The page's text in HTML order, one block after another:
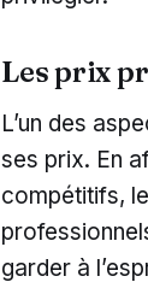
Les prix
L’un des
ses prix. En
compétitifs,
garder à